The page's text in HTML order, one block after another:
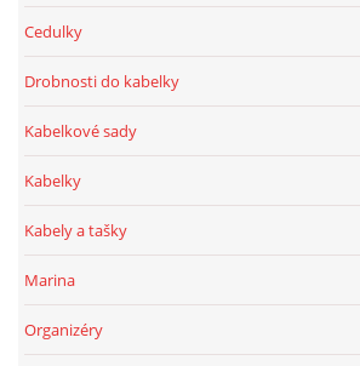
Cedulky
Drobnosti do kabelky
Kabelkové sady
Kabelky
Kabely a tašky
Marina
Organizéry